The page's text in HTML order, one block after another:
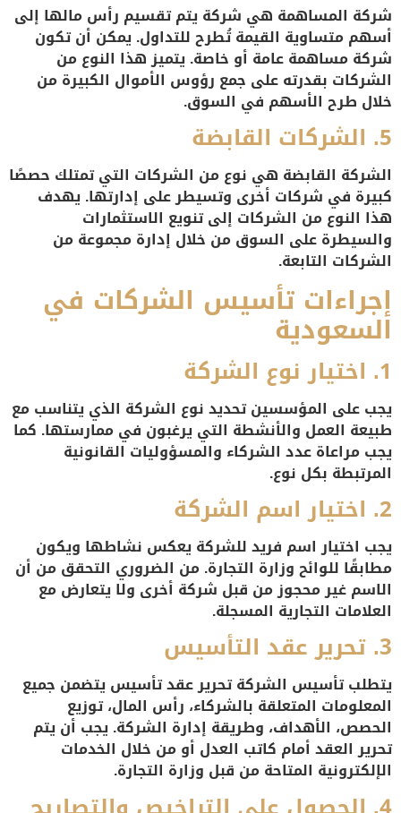
شركة المساهمة هي شركة يتم تقسيم رأس مالها إلى
أسهم متساوية القيمة تُطرح للتداول. يمكن أن تكون
شركة مساهمة عامة أو خاصة. يتميز هذا النوع من
الشركات بقدرته على جمع رؤوس الأموال الكبيرة من
خلال طرح الأسهم في السوق.
5. الشركات القابضة
الشركة القابضة هي نوع من الشركات التي تمتلك حصصًا
كبيرة في شركات أخرى وتسيطر على إدارتها. يهدف
هذا النوع من الشركات إلى تنويع الاستثمارات
والسيطرة على السوق من خلال إدارة مجموعة من
الشركات التابعة.
إجراءات تأسيس الشركات في
السعودية
1. اختيار نوع الشركة
يجب على المؤسسين تحديد نوع الشركة الذي يتناسب مع
طبيعة العمل والأنشطة التي يرغبون في ممارستها. كما
يجب مراعاة عدد الشركاء والمسؤوليات القانونية
المرتبطة بكل نوع.
2. اختيار اسم الشركة
يجب اختيار اسم فريد للشركة يعكس نشاطها ويكون
مطابقًا للوائح وزارة التجارة. من الضروري التحقق من أن
الاسم غير محجوز من قبل شركة أخرى ولا يتعارض مع
العلامات التجارية المسجلة.
3. تحرير عقد التأسيس
يتطلب تأسيس الشركة تحرير عقد تأسيس يتضمن جميع
المعلومات المتعلقة بالشركاء، رأس المال، توزيع
الحصص، الأهداف، وطريقة إدارة الشركة. يجب أن يتم
تحرير العقد أمام كاتب العدل أو من خلال الخدمات
الإلكترونية المتاحة من قبل وزارة التجارة.